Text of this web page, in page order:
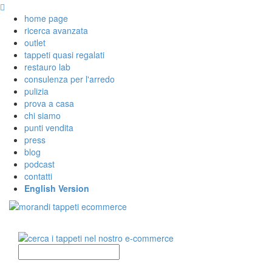
home page
ricerca avanzata
outlet
tappeti quasi regalati
restauro lab
consulenza per l'arredo
pulizia
prova a casa
chi siamo
punti vendita
press
blog
podcast
contatti
English Version